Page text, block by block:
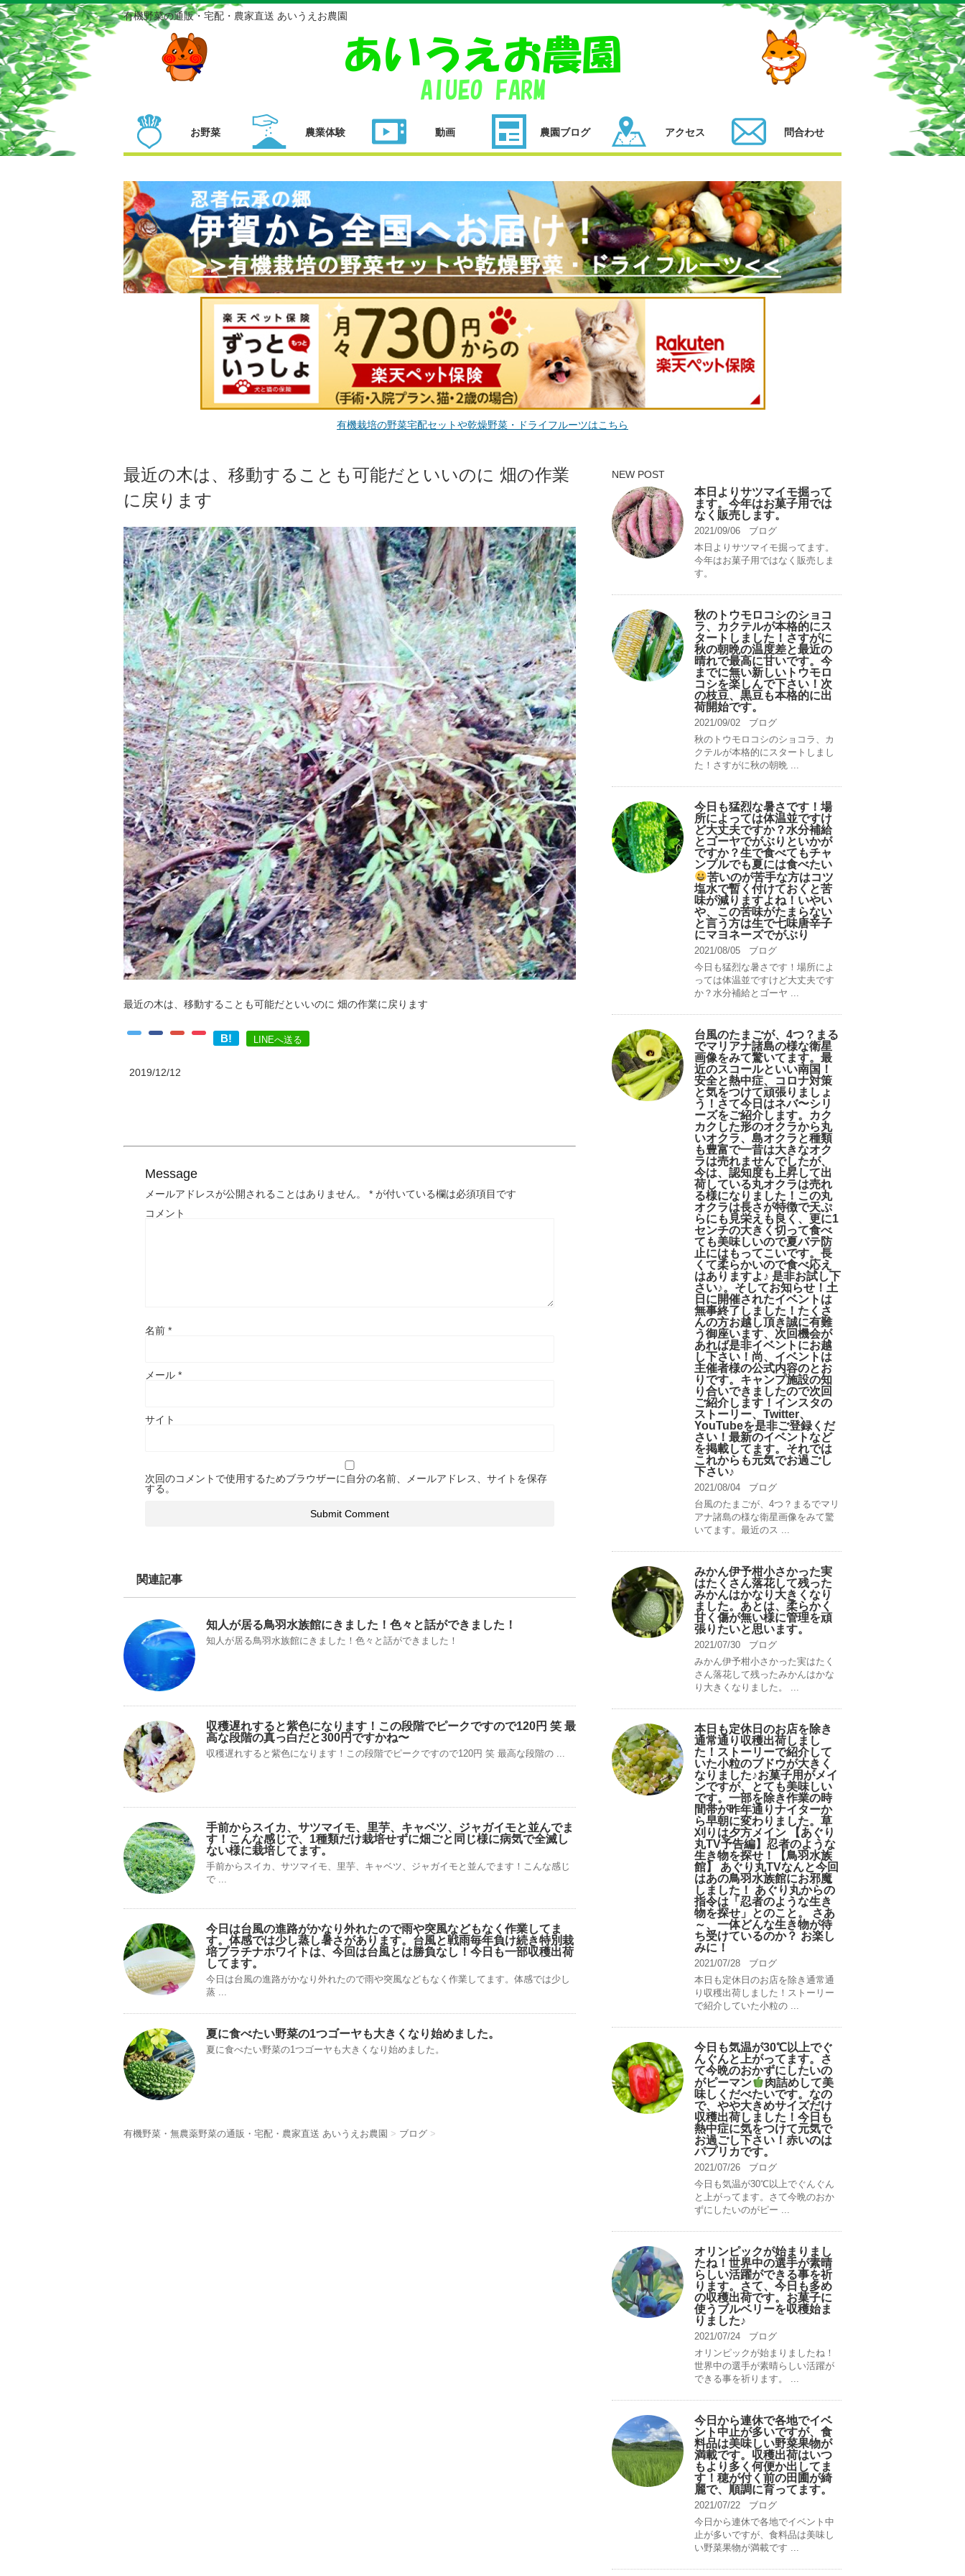
有機野菜の通販・宅配・農家直送 あいうえお農園
お野菜 農業体験 動画 農園ブログ アクセス 問合わせ
有機栽培の野菜宅配セットや乾燥野菜・ドライフルーツはこちら
最近の木は、移動することも可能だといいのに 畑の作業
に戻ります
最近の木は、移動することも可能だといいのに 畑の作業に戻ります
B! LINEへ送る
2019/12/12
Message
メールアドレスが公開されることはありません。 * が付いている欄は必須項目です
コメント
名前 *
メール *
サイト
次回のコメントで使用するためブラウザーに自分の名前、メールアドレス、サイトを保存
する。
関連記事
知人が居る鳥羽水族館にきました！色々と話ができました！
知人が居る鳥羽水族館にきました！色々と話ができました！
収穫遅れすると紫色になります！この段階でピークですので120円 笑 最
高な段階の真っ白だと300円ですかね〜
収穫遅れすると紫色になります！この段階でピークですので120円 笑 最高な段階の ...
手前からスイカ、サツマイモ、里芋、キャベツ、ジャガイモと並んでま
す！こんな感じで、1種類だけ栽培せずに畑ごと同じ様に病気で全滅し
ない様に栽培してます。
手前からスイカ、サツマイモ、里芋、キャベツ、ジャガイモと並んでます！こんな感じ
で ...
今日は台風の進路がかなり外れたので雨や突風などもなく作業してま
す。体感では少し蒸し暑さがあります。台風と戦雨毎年負け続き特別栽
培プラチナホワイトは、今回は台風とは勝負なし！今日も一部収穫出荷
してます。
今日は台風の進路がかなり外れたので雨や突風などもなく作業してます。体感では少し
蒸 ...
夏に食べたい野菜の1つゴーヤも大きくなり始めました。
夏に食べたい野菜の1つゴーヤも大きくなり始めました。
有機野菜・無農薬野菜の通販・宅配・農家直送 あいうえお農園 > ブログ >
NEW POST
本日よりサツマイモ掘って
ます。今年はお菓子用では
なく販売します。
2021/09/06
ブログ
本日よりサツマイモ掘ってます。
今年はお菓子用ではなく販売しま
す。
秋のトウモロコシのショコ
ラ、カクテルが本格的にス
タートしました！さすがに
秋の朝晩の温度差と最近の
晴れで最高に甘いです。今
までに無い新しいトウモロ
コシを楽しんで下さい！次
の枝豆、黒豆も本格的に出
荷開始です。
2021/09/02
ブログ
秋のトウモロコシのショコラ、カ
クテルが本格的にスタートしまし
た！さすがに秋の朝晩 ...
今日も猛烈な暑さです！場
所によっては体温並ですけ
ど大丈夫ですか？水分補給
とゴーヤでがぶりといかが
ですか？生で食べてもチャ
ンプルでも夏には食べたい
苦いのが苦手な方はコツ
塩水で暫く付けておくと苦
味が減りますよね！いやい
や、この苦味がたまらない
と言う方は生で七味唐辛子
にマヨネーズでがぶり
2021/08/05
ブログ
今日も猛烈な暑さです！場所によ
っては体温並ですけど大丈夫です
か？水分補給とゴーヤ ...
台風のたまごが、4つ？まる
でマリアナ諸島の様な衛星
画像をみて驚いてます。最
近のスコールといい南国！
安全と熱中症、コロナ対策
と気をつけて頑張りましょ
う！さて今日はネバ〜シリ
ーズをご紹介します。カク
カクした形のオクラから丸
いオクラ、島オクラと種類
も豊富で一昔は大きなオク
ラは売れませんでしたが、
今は、認知度も上昇して出
荷している丸オクラは売れ
る様になりました！この丸
オクラは長さが特徴で天ぷ
らにも見栄えも良く、更に1
センチの大きく切って食べ
ても美味しいので夏バテ防
止にはもってこいです。長
くて柔らかいので食べ応え
はありますよ♪ 是非お試し下
さい♪。そしてお知らせ！土
日に開催されたイベントは
無事終了しました！たくさ
んの方お越し頂き誠に有難
う御座います、次回機会が
あれば是非イベントにお越
し下さい！尚、イベントは
主催者様の公式内容のとお
りです。キャンプ️施設の知
り合いできましたので次回
ご紹介します！インスタの
ストーリー、Twitter、
YouTubeを是非ご登録くだ
さい！最新のイベントなど
を掲載してます。それでは
これからも元気でお過ごし
下さい♪
2021/08/04
ブログ
台風のたまごが、4つ？まるでマリ
アナ諸島の様な衛星画像をみて驚
いてます。最近のス ...
みかん伊予柑小さかった実
はたくさん落花して残った
みかんはかなり大きくなり
ました。あとは、柔らかく
甘く傷が無い様に管理を頑
張りたいと思います。
2021/07/30
ブログ
みかん伊予柑小さかった実はたく
さん落花して残ったみかんはかな
り大きくなりました。 ...
本日も定休日のお店を除き
通常通り収穫出荷しまし
た！ストーリーで紹介して
いた小粒のブドウが大きく
なりました♪お菓子用がメイ
ンですが、とても美味しい
です。一部を除き作業の時
間帯が昨年通りナイターか
ら早朝に変わりました。草
刈りは夕方メイン 【あぐり
丸TV予告編】忍者のような
生き物を探せ！【鳥羽水族
館】 あぐり丸TVなんと今回
はあの鳥羽水族館にお邪魔
しました！ あぐり丸からの
指令は「忍者のような生き
物を探せ」とのこと。 さあ
～、一体どんな生き物が待
ち受けているのか？ お楽し
みに！
2021/07/28
ブログ
本日も定休日のお店を除き通常通
り収穫出荷しました！ストーリー
で紹介していた小粒の ...
今日も気温が30℃以上でぐ
んぐんと上がってます。さ
て今晩のおかずにしたいの
がピーマン
肉詰めして美
味しくだべたいです。なの
で、やや大きめサイズだけ
収穫出荷しました！今日も
熱中症に気をつけて元気で
お過ごし下さい！赤いのは
パプリカです。
2021/07/26
ブログ
今日も気温が30℃以上でぐんぐん
と上がってます。さて今晩のおか
ずにしたいのがピー ...
オリンピックが始まりまし
たね！世界中の選手が素晴
らしい活躍ができる事を祈
ります。さて、今日も多め
の収穫出荷です。お菓子に
使うブルベリーを収穫始ま
りました♪
2021/07/24
ブログ
オリンピックが始まりましたね！
世界中の選手が素晴らしい活躍が
できる事を祈ります。 ...
今日から連休で各地でイベ
ント中止が多いですが、食
料品は美味しい野菜果物が
満載です。収穫出荷はいつ
もより多く何便か出してま
す！穂が付く前の田圃が綺
麗で、順調に育ってます。
2021/07/22
ブログ
今日から連休で各地でイベント中
止が多いですが、食料品は美味し
い野菜果物が満載です ...